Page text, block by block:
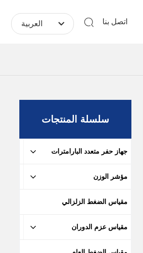
اتصل بنا العربية
سلسلة المنتجات
جهاز حفر متعدد البارامترات
مؤشر الوزن
مقياس الضغط الزلزالي
مقياس عزم الدوران